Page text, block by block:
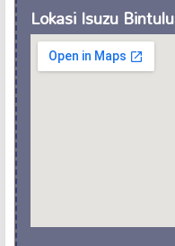
Lokasi Isuzu Bintulu